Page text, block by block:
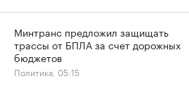
Минтранс предложил защищать
трассы от БПЛА за счет дорожных
бюджетов
Политика, 05:15